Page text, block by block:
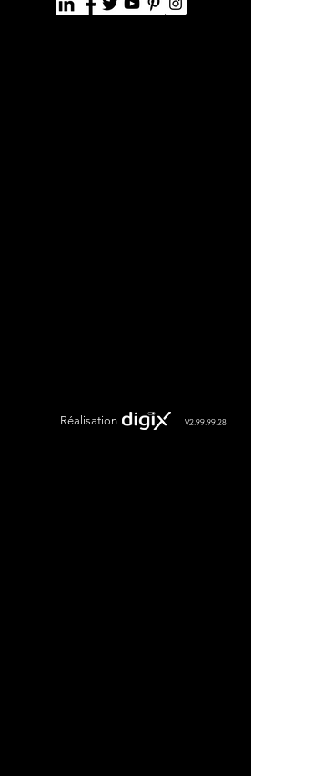
Réalisation V2.99.99.28